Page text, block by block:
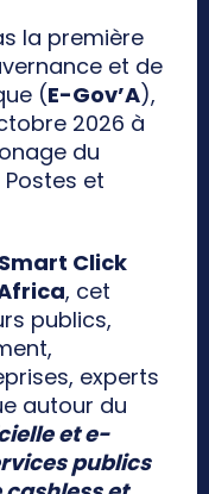
la première
et de
(E-Gov’A),
2026 à
du
et
Smart Click
, cet
publics,
experts
autour du
et e-
publics